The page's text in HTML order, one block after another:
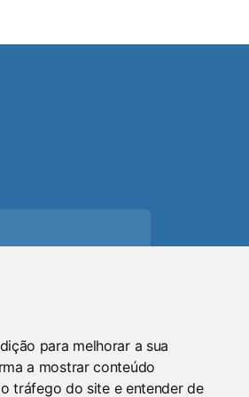
para melhorar a sua
a mostrar conteúdo
tráfego do site e entender de